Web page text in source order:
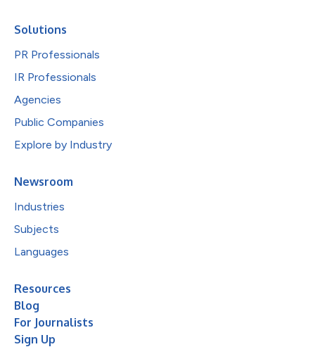
Solutions
PR Professionals
IR Professionals
Agencies
Public Companies
Explore by Industry
Newsroom
Industries
Subjects
Languages
Resources
Blog
For Journalists
Sign Up